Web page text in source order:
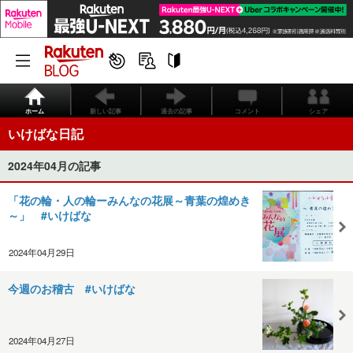
ホーム 新しい記事 過去の記事 コメント シェア
いけばな日記
2024年04月の記事
「花の輪・人の輪ーみんなの花展～青葉の煌めき
～」 #いけばな
2024年04月29日
今週のお稽古 #いけばな
2024年04月27日